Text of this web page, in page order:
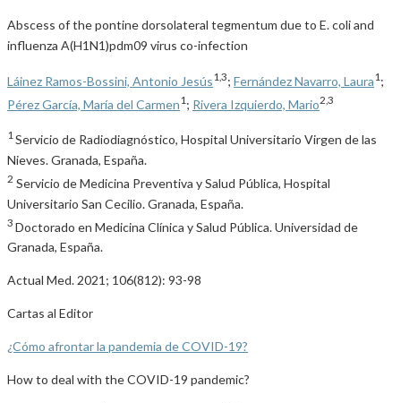
Abscess of the pontine dorsolateral tegmentum due to E. coli and
influenza A(H1N1)pdm09 virus co-infection
Láinez Ramos-Bossini, Antonio Jesús1,3; Fernández Navarro, Laura1 ;
Pérez García, María del Carmen1 ; Rivera Izquierdo, Mario2,3
1 Servicio de Radiodiagnóstico, Hospital Universitario Virgen de las
Nieves. Granada, España.
2 Servicio de Medicina Preventiva y Salud Pública, Hospital
Universitario San Cecilio. Granada, España.
3 Doctorado en Medicina Clínica y Salud Pública. Universidad de
Granada, España.
Actual Med. 2021; 106(812): 93-98
Cartas al Editor
¿Cómo afrontar la pandemia de COVID-19?
How to deal with the COVID-19 pandemic?